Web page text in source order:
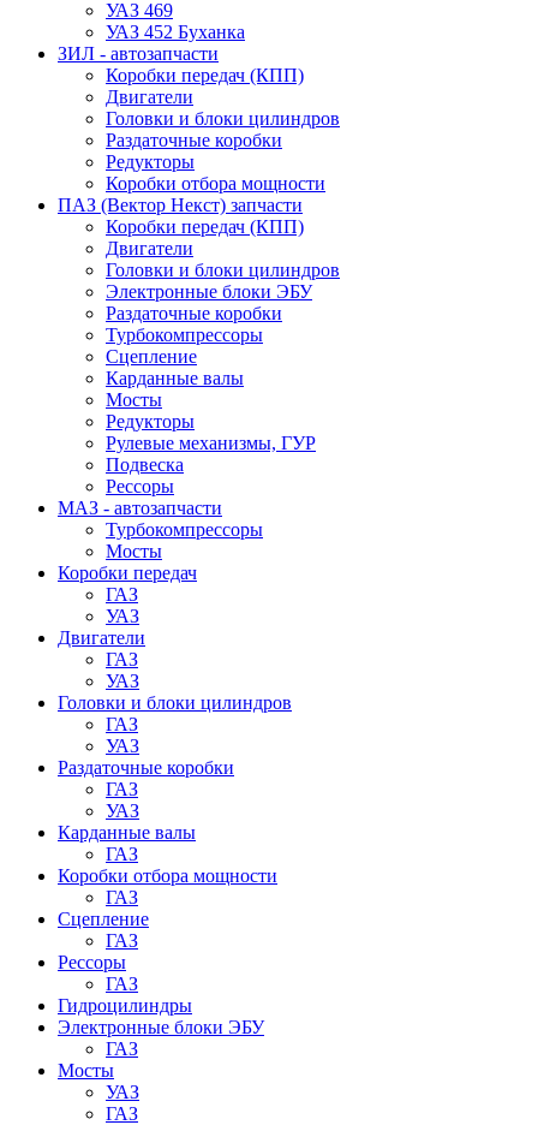
УАЗ 469
УАЗ 452 Буханка
ЗИЛ - автозапчасти
Коробки передач (КПП)
Двигатели
Головки и блоки цилиндров
Раздаточные коробки
Редукторы
Коробки отбора мощности
ПАЗ (Вектор Некст) запчасти
Коробки передач (КПП)
Двигатели
Головки и блоки цилиндров
Электронные блоки ЭБУ
Раздаточные коробки
Турбокомпрессоры
Сцепление
Карданные валы
Мосты
Редукторы
Рулевые механизмы, ГУР
Подвеска
Рессоры
МАЗ - автозапчасти
Турбокомпрессоры
Мосты
Коробки передач
ГАЗ
УАЗ
Двигатели
ГАЗ
УАЗ
Головки и блоки цилиндров
ГАЗ
УАЗ
Раздаточные коробки
ГАЗ
УАЗ
Карданные валы
ГАЗ
Коробки отбора мощности
ГАЗ
Сцепление
ГАЗ
Рессоры
ГАЗ
Гидроцилиндры
Электронные блоки ЭБУ
ГАЗ
Мосты
УАЗ
ГАЗ